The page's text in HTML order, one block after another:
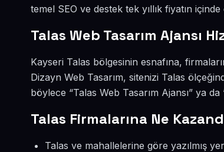
temel SEO ve destek tek yıllık fiyatın içinde
Talas Web Tasarım Ajansı
Kayseri Talas bölgesinin esnafına,
Dizayn Web Tasarım, sitenizi Talas
böylece “Talas Web Tasarım Ajansı” ya
Talas Firmalarına Ne
Talas ve mahallelerine göre yazılmış